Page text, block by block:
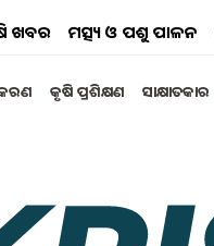
ଖବର ମତ୍ସ୍ୟ ଓ ପଶୁ ପାଳନ
କୃଷି ପ୍ରଶିକ୍ଷଣ ସାକ୍ଷାତକାର